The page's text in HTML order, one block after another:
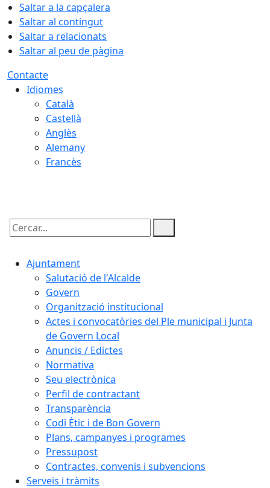
Saltar a la capçalera
Saltar al contingut
Saltar a relacionats
Saltar al peu de pàgina
Contacte
Idiomes
Català
Castellà
Anglès
Alemany
Francès
Cercar:
Ajuntament
Salutació de l'Alcalde
Govern
Organització institucional
Actes i convocatòries del Ple municipal i Junta
de Govern Local
Anuncis / Edictes
Normativa
Seu electrònica
Perfil de contractant
Transparència
Codi Ètic i de Bon Govern
Plans, campanyes i programes
Pressupost
Contractes, convenis i subvencions
Serveis i tràmits